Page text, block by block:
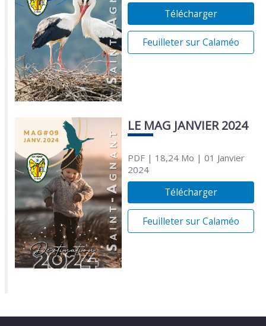
Télécharger
Feuilleter sur Calaméo
LE MAG JANVIER 2024
PDF| 18,24 Mo | 01 Janvier
2024
Télécharger
Feuilleter sur Calaméo